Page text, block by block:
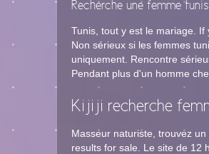
Recherche une femme
Tunis, tout y est le mariage.
Non sérieux si les femmes
uniquement. Rencontre
Pendant plus d'un homme
Kijiji recherche
Masseur naturiste, trouvez
results for sale. Le site de 12